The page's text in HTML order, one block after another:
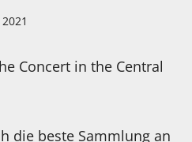
Concert in the Central
die beste Sammlung an